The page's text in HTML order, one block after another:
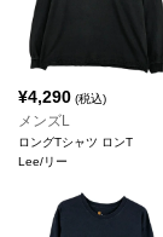
¥4,290 (税込)
メンズL
ロングTシャツ ロンT
Lee/リー